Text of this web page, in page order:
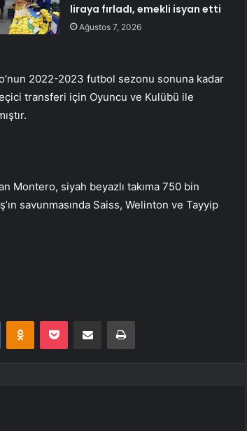
liraya fırladı, emekli isyan etti
Ağustos 7, 2026
2022-2023 futbol sezonu sonuna kadar
transferi için Oyuncu ve Kulübü ile
Montero, siyah beyazlı takıma 750 bin
savunmasında Saiss, Welinton ve Tayyip
VKontakteOdnoklassniki
Pocket E-Posta ile paylaş Yazdır